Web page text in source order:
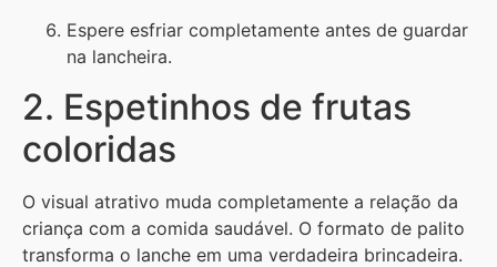
Espere esfriar completamente antes de guardar
na lancheira.
2. Espetinhos de frutas
coloridas
O visual atrativo muda completamente a relação da
criança com a comida saudável. O formato de palito
transforma o lanche em uma verdadeira brincadeira.